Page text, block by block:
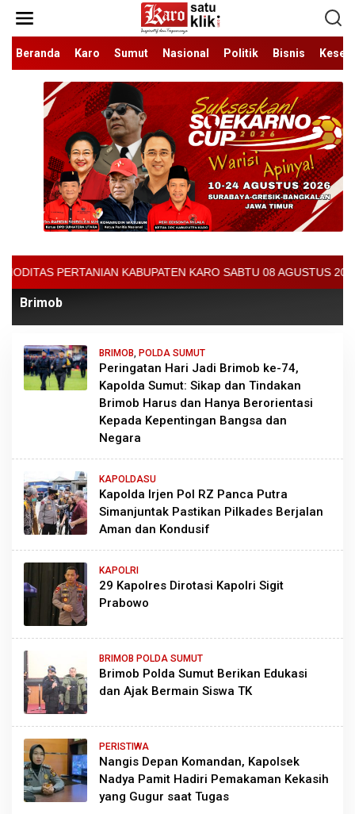
konten
Beranda
Karo Sumut Nasional Politik Bisnis
KABUPATEN KARO SABTU 08 AGUSTUS 2026 - ARCIS
Brimob
BRIMOB POLDA SUMUT
Peringatan Hari Jadi Brimob ke-74,
Kapolda Sumut: Sikap dan Tindakan
Brimob Harus dan Hanya Berorientasi
Kepada Kepentingan Bangsa dan
Negara
KAPOLDASU
Kapolda Irjen Pol RZ Panca Putra
Simanjuntak Pastikan Pilkades Berjalan
Aman dan Kondusif
KAPOLRI
29 Kapolres Dirotasi Kapolri Sigit
Prabowo
BRIMOB POLDA SUMUT
Brimob Polda Sumut Berikan Edukasi
dan Ajak Bermain Siswa TK
PERISTIWA
Nangis Depan Komandan, Kapolsek
Nadya Pamit Hadiri Pemakaman Kekasih
yang Gugur saat Tugas